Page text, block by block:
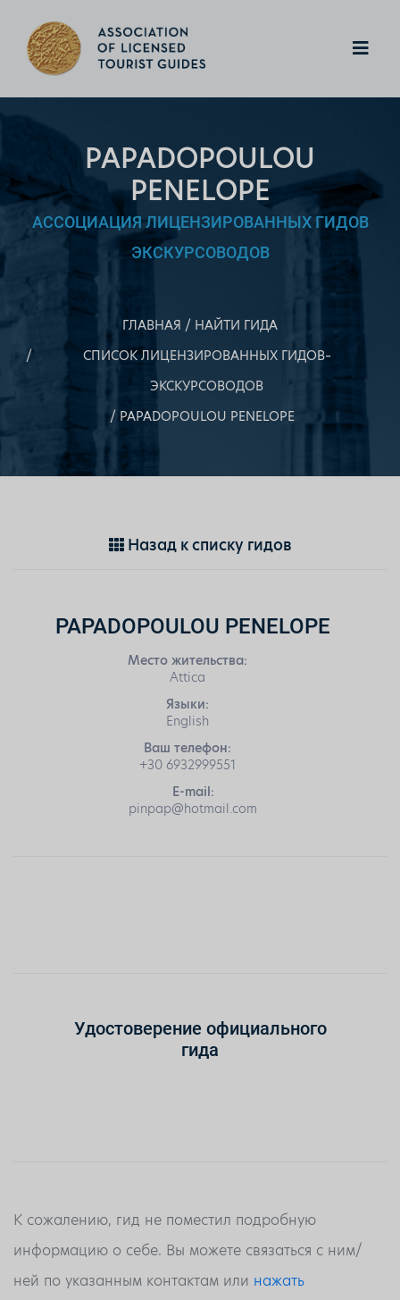
PAPADOPOULOU
PENELOPE
АССОЦИАЦИЯ ЛИЦЕНЗИРОВАННЫХ ГИДОВ
ЭКСКУРСОВОДОВ
ГЛАВНАЯ
НАЙТИ ГИДА
СПИСОК ЛИЦЕНЗИРОВАННЫХ ГИДОВ–
ЭКСКУРСОВОДОВ
PAPADOPOULOU PENELOPE
Назад к списку гидов
PAPADOPOULOU PENELOPE
Место жительства:
Attica
Языки:
English
Ваш телефон:
+30 6932999551
E-mail:
pinpap@hotmail.com
Удостоверение официального
гида
К сожалению, гид не поместил подробную
информацию о себе. Вы можете связаться с ним/
ней по указанным контактам или нажать